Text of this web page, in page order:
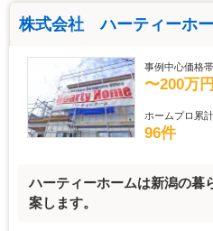
株式会社 ハーティーホ
事例中心価格帯
〜200万円
ホームプロ累
96件
ハーティーホームは新潟の暮
案します。